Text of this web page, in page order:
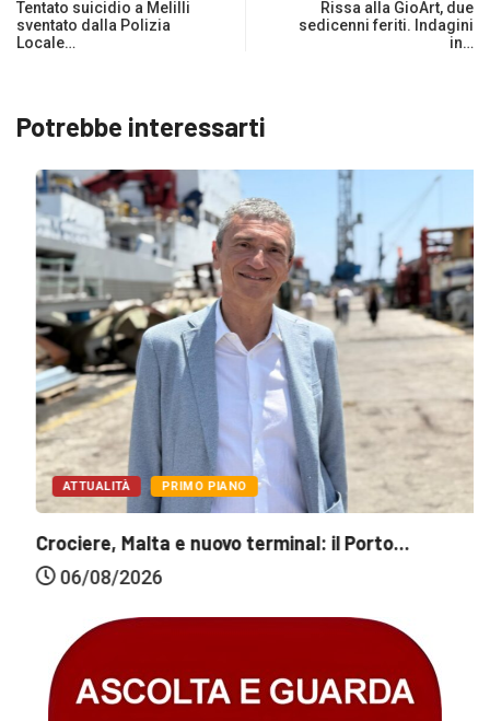
Tentato suicidio a Melilli
sventato dalla Polizia
Locale…
Rissa alla GioArt, due
sedicenni feriti. Indagini
in…
Potrebbe interessarti
ATTUALITÀ PRIMO PIANO
Crociere, Malta e nuovo terminal: il Porto...
06/08/2026